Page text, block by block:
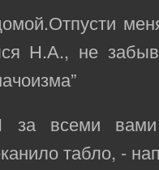
Н.А., не
всеми вами
табло, -